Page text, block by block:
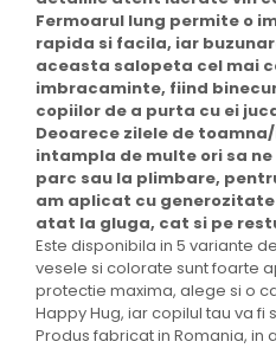
Fermoarul lung permite o
rapida si facila, iar
aceasta salopeta cel mai
imbracaminte, fiind
copiilor de a purta cu ei
Deoarece zilele de
intampla de multe ori sa
parc sau la plimbare,
am aplicat cu
atat la gluga, cat si pe
Este disponibila in 5 variante
vesele si colorate sunt foarte
protectie maxima, alege si o
Happy Hug, iar copilul tau va fi
Produs fabricat in Romania, in